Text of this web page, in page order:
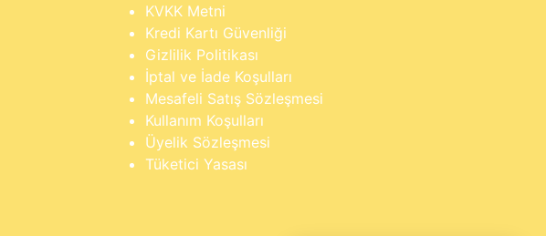
KVKK Metni
Kredi Kartı Güvenliği
Gizlilik Politikası
İptal ve İade Koşulları
Mesafeli Satış Sözleşmesi
Kullanım Koşulları
Üyelik Sözleşmesi
Tüketici Yasası